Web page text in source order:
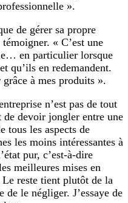
».
de gérer sa propre
« C’est une
en particulier lorsque
qu’ils en redemandent.
à mes produits ».
n’est pas de tout
devoir jongler entre une
tous les aspects de
les moins intéressantes à
pur, c’est-à-dire
meilleures mises en
reste tient plutôt de la
le négliger. J’essaye de